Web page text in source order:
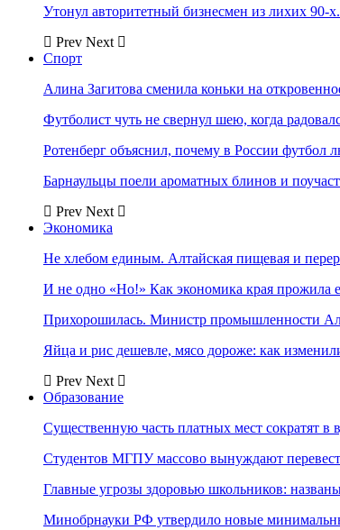
Утонул авторитетный бизнесмен из лихих 90-
Prev Next
Спорт
Алина Загитова сменила коньки на
Футболист чуть не свернул шею, когда
Ротенберг объяснил, почему в России футбол
Барнаульцы поели ароматных блинов и
Prev Next
Экономика
Не хлебом единым. Алтайская пищевая и
И не одно «Но!» Как экономика края прожила
Прихорошилась. Министр промышленности
Яйца и рис дешевле, мясо дороже: как
Prev Next
Образование
Существенную часть платных мест сократят в
Студентов МГПУ массово вынуждают
Главные угрозы здоровью школьников:
Минобрнауки РФ утвердило новые